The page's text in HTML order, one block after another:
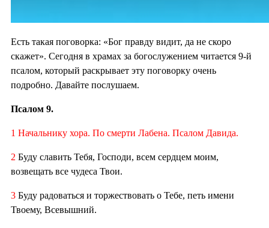
Есть такая поговорка: «Бог правду видит, да не скоро
скажет». Сегодня в храмах за богослужением читается 9-й
псалом, который раскрывает эту поговорку очень
подробно. Давайте послушаем.
Псалом 9.
1 Начальнику хора. По смерти Лабена. Псалом Давида.
2 Буду славить Тебя, Господи, всем сердцем моим,
возвещать все чудеса Твои.
3 Буду радоваться и торжествовать о Тебе, петь имени
Твоему, Всевышний.